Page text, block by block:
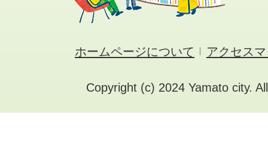
ホームページについて アクセス
Copyright (c) 2024 Yamato city.